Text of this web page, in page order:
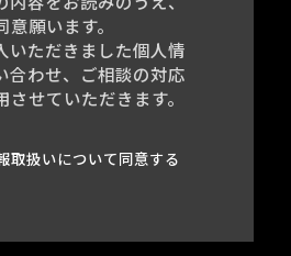
意願います。
いただきました個人情
合わせ、ご相談の対応
させていただきます。
取扱いについて同意する